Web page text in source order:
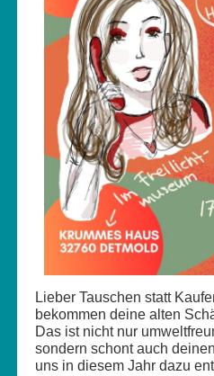
Lieber Tauschen statt
bekommen deine alten
Das ist nicht nur
sondern schont auch
uns in diesem Jahr dazu